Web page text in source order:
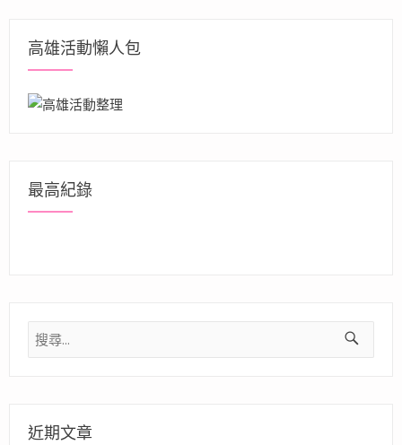
高雄活動懶人包
最高紀錄
搜
近期文章